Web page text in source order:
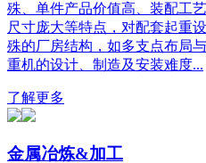
殊、单件产品价值高、装配工
尺寸庞大等特点，对配套起重
殊的厂房结构，如多支点布局
重机的设计、制造及安装难度...
了解更多
金属冶炼&加工